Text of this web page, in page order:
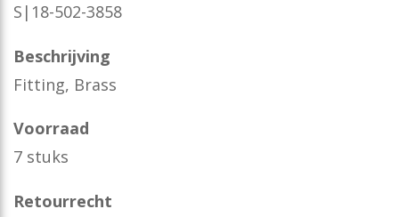
S|18-502-3858
Beschrijving
Fitting, Brass
Voorraad
7 stuks
Retourrecht